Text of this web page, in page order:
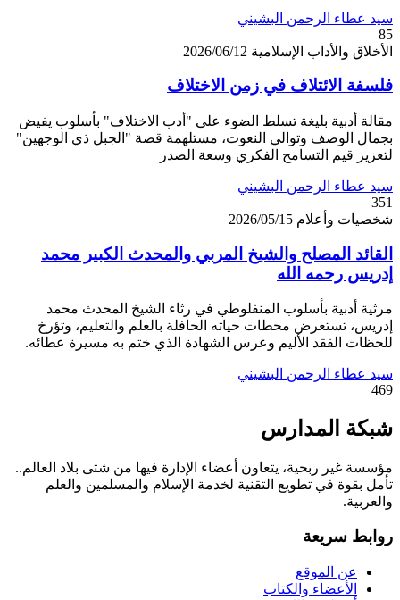
سيد عطاء الرحمن البشيني
85
الأخلاق والأداب الإسلامية 2026/06/12
فلسفة الائتلاف في زمن الاختلاف
مقالة أدبية بليغة تسلط الضوء على "أدب الاختلاف" بأسلوب يفيض
بجمال الوصف وتوالي النعوت، مستلهمة قصة "الجبل ذي الوجهين"
لتعزيز قيم التسامح الفكري وسعة الصدر
سيد عطاء الرحمن البشيني
351
شخصيات وأعلام 2026/05/15
القائد المصلح والشيخ المربي والمحدث الكبير محمد
إدريس رحمه الله
مرثية أدبية بأسلوب المنفلوطي في رثاء الشيخ المحدث محمد
إدريس، تستعرض محطات حياته الحافلة بالعلم والتعليم، وتؤرخ
للحظات الفقد الأليم وعرس الشهادة الذي ختم به مسيرة عطائه.
سيد عطاء الرحمن البشيني
469
شبكة المدارس
مؤسسة غير ربحية، يتعاون أعضاء الإدارة فيها من شتى بلاد العالم..
تأمل بقوة في تطويع التقنية لخدمة الإسلام والمسلمين والعلم
والعربية.
روابط سريعة
عن الموقع
الأعضاء والكتاب